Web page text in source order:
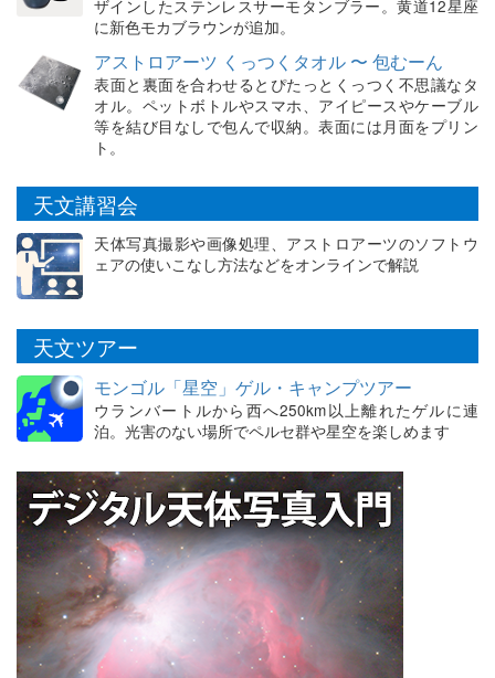
ザインしたステンレスサーモタンブラー。黄道12星座
に新色モカブラウンが追加。
アストロアーツ くっつくタオル 〜 包むーん
表面と裏面を合わせるとぴたっとくっつく不思議なタ
オル。ペットボトルやスマホ、アイピースやケーブル
等を結び目なしで包んで収納。表面には月面をプリン
ト。
天文講習会
天体写真撮影や画像処理、アストロアーツのソフトウ
ェアの使いこなし方法などをオンラインで解説
天文ツアー
モンゴル「星空」ゲル・キャンプツアー
ウランバートルから西へ250km以上離れたゲルに連
泊。光害のない場所でペルセ群や星空を楽しめます